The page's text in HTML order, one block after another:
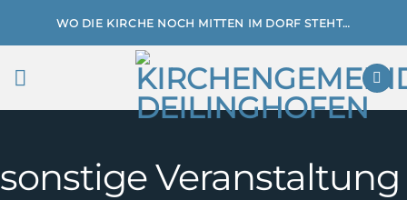
WO DIE KIRCHE NOCH MITTEN IM DORF STEHT…
sonstige Veranstaltung